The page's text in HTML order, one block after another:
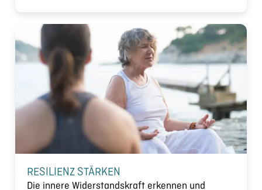
RESILIENZ STÄRKEN
Die innere Widerstandskraft erkennen und